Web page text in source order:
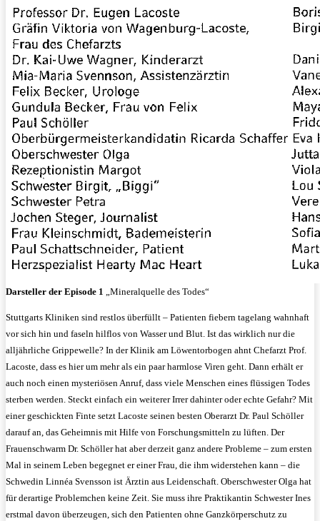
Darsteller der Episode 1 „Mineralquelle des Todes“
Stuttgarts Kliniken sind restlos überfüllt – Patienten fiebern tagelang wahnhaft
vor sich hin und faseln hilflos von Wasser und Blut. Ist das wirklich nur die
alljährliche Grippewelle? In der Klinik am Löwentorbogen ahnt Chefarzt Prof.
Lacoste, dass es hier um mehr als ein paar harmlose Viren geht. Dann erhält er
auch noch einen mysteriösen Anruf, dass viele Menschen eines flüssigen Todes
sterben werden. Steckt einfach ein weiterer Irrer dahinter oder echte Gefahr? Mit
einer geschickten Finte setzt Lacoste seinen besten Oberarzt Dr. Paul Schöller
darauf an, das Geheimnis mit Hilfe von Forschungsmitteln zu lüften. Der
Frauenschwarm Dr. Schöller hat aber derzeit ganz andere Probleme – zum ersten
Mal in seinem Leben begegnet er einer Frau, die ihm widerstehen kann – die
Schwedin Linnéa Svensson ist Ärztin aus Leidenschaft. Oberschwester Olga hat
für derartige Problemchen keine Zeit. Sie muss ihre Praktikantin Schwester Ines
erstmal davon überzeugen, sich den Patienten ohne Ganzkörperschutz zu